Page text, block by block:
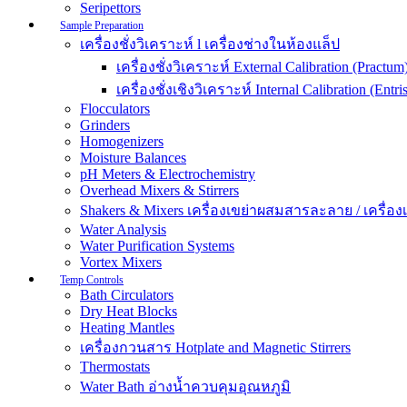
Seripettors
Sample Preparation
เครื่องชั่งวิเคราะห์ l เครื่องช่างในห้องแล็ป
เครื่องชั่งวิเคราะห์ External Calibration
เครื่องชั่งเชิงวิเคราะห์ Internal Calibration
Flocculators
Grinders
Homogenizers
Moisture Balances
pH Meters & Electrochemistry
Overhead Mixers & Stirrers
Shakers & Mixers เครื่องเขย่าผสมสารละลาย / เครื่อง
Water Analysis
Water Purification Systems
Vortex Mixers
Temp Controls
Bath Circulators
Dry Heat Blocks
Heating Mantles
เครื่องกวนสาร Hotplate and Magnetic Stirrers
Thermostats
Water Bath อ่างน้ำควบคุมอุณหภูมิ